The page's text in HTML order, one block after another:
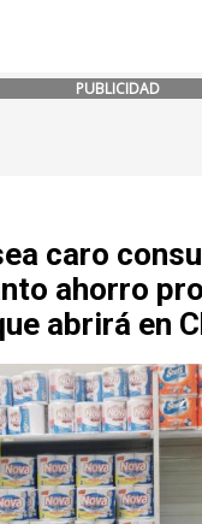
PUBLICIDAD
caro
ahorro
abrirá en